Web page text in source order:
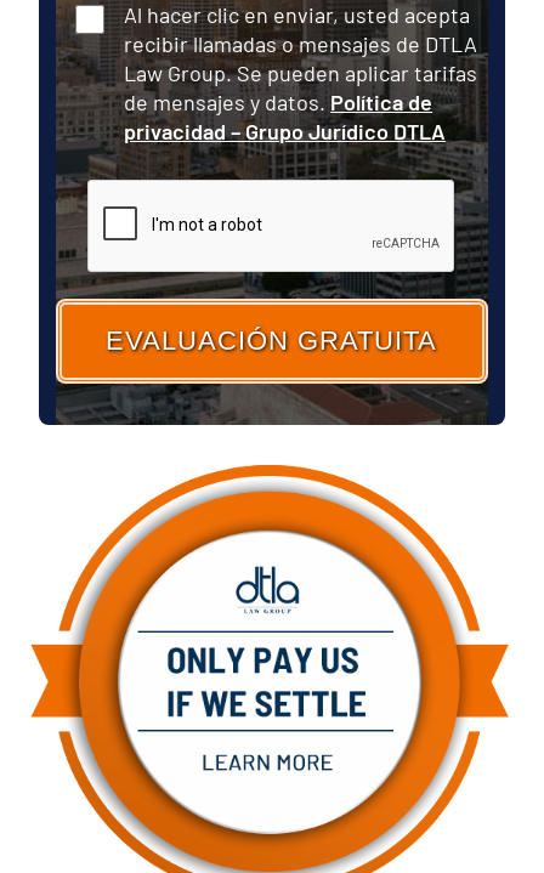
Al hacer clic en enviar, usted acepta
recibir llamadas o mensajes de DTLA
Law Group. Se pueden aplicar tarifas
de mensajes y datos. Política de
privacidad – Grupo Jurídico DTLA